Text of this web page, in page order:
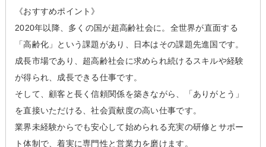
《おすすめポイント》
2020年以降、多くの国が超高齢社会に。全世界が直面する
「高齢化」という課題があり、日本はその課題先進国です。
成長市場であり、超高齢社会に求められ続けるスキルや経験
が得られ、成長できる仕事です。
そして、顧客と長く信頼関係を築きながら、「ありがとう」
を直接いただける、社会貢献度の高い仕事です。
業界未経験からでも安心して始められる充実の研修とサポー
ト体制で、着実に専門性と営業力を磨けます。